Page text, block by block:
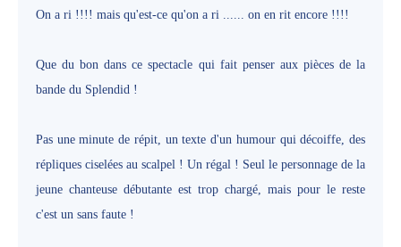
On a ri !!!! mais qu'est-ce qu'on a ri ...... on en rit encore !!!!
Que du bon dans ce spectacle qui fait penser aux pièces de la
bande du Splendid !
Pas une minute de répit, un texte d'un humour qui décoiffe, des
répliques ciselées au scalpel ! Un régal ! Seul le personnage de la
jeune chanteuse débutante est trop chargé, mais pour le reste
c'est un sans faute !